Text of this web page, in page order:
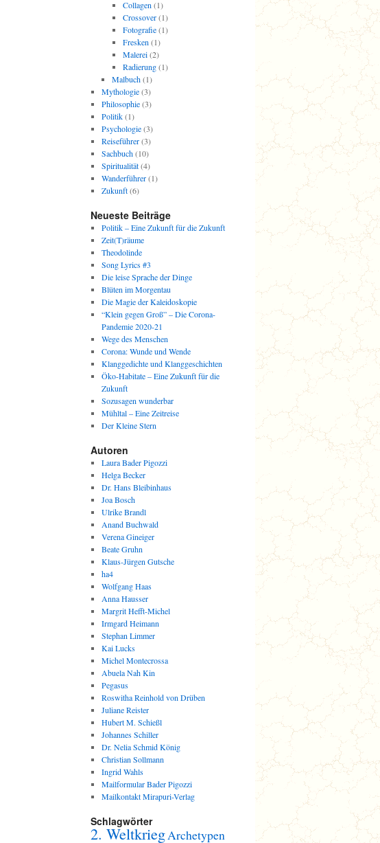
Collagen (1)
Crossover(1)
Fotografie(1)
Fresken (1)
Malerei(2)
Radierung(1)
Malbuch(1)
Mythologie(3)
Philosophie(3)
Politik(1)
Psychologie(3)
Reiseführer(3)
Sachbuch(10)
Spiritualität(4)
Wanderführer(1)
Zukunft(6)
Neueste Beiträge
Politik – Eine Zukunft für die Zukunft
Zeit(T)räume
Theodolinde
Song Lyrics #3
Die leise Sprache der Dinge
Blüten im Morgentau
Die Magie der Kaleidoskopie
“Klein gegen Groß” – Die Corona-
Pandemie 2020-21
Wege des Menschen
Corona: Wunde und Wende
Klanggedichte und Klanggeschichten
Öko-Habitate – Eine Zukunft für die
Zukunft
Sozusagen wunderbar
Mühltal – Eine Zeitreise
Der Kleine Stern
Autoren
Laura Bader Pigozzi
Helga Becker
Dr. Hans Bleibinhaus
Joa Bosch
Ulrike Brandl
Anand Buchwald
Verena Gineiger
Beate Gruhn
Klaus-Jürgen Gutsche
ha4
Wolfgang Haas
Anna Hausser
Margrit Hefft-Michel
Irmgard Heimann
Stephan Limmer
Kai Lucks
Michel Montecrossa
Abuela Nah Kin
Pegasus
Roswitha Reinhold von Drüben
Juliane Reister
Hubert M. Schießl
Johannes Schiller
Dr. Nelia Schmid König
Christian Sollmann
Ingrid Wahls
Mailformular Bader Pigozzi
Mailkontakt Mirapuri-Verlag
Schlagwörter
2. WeltkriegArchetypen